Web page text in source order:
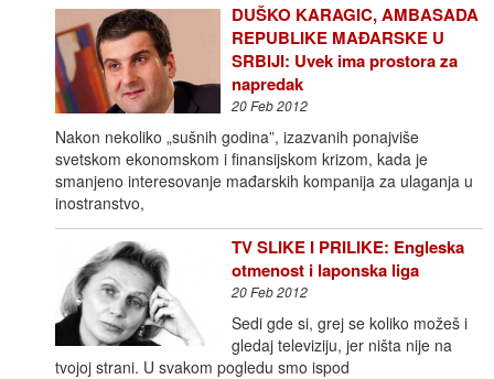
DUŠKO KARAGIC, AMBASADA
REPUBLIKE MAĐARSKE U
SRBIJI: Uvek ima prostora za
napredak
20 Feb 2012
Nakon nekoliko „sušnih godina”, izazvanih ponajviše
svetskom ekonomskom i finansijskom krizom, kada je
smanjeno interesovanje mađarskih kompanija za ulaganja u
inostranstvo,
TV SLIKE I PRILIKE: Engleska
otmenost i laponska liga
20 Feb 2012
Sedi gde si, grej se koliko možeš i
gledaj televiziju, jer ništa nije na
tvojoj strani. U svakom pogledu smo ispod